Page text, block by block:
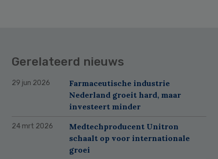
Gerelateerd nieuws
29 jun 2026
Farmaceutische industrie
Nederland groeit hard, maar
investeert minder
24 mrt 2026
Medtechproducent Unitron
schaalt op voor internationale
groei